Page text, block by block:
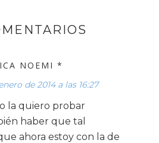
NOEMI *
de 2014 a las 16:27
la quiero probar
haber que tal
ahora estoy con la de